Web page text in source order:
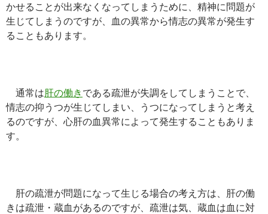
かせることが出来なくなってしまうために、精神に問題が
生じてしまうのですが、血の異常から情志の異常が発生す
ることもあります。
通常は肝の働き である疏泄が失調をしてしまうことで、
情志の抑うつが生じてしまい、うつになってしまうと考え
るのですが、心肝の血異常によって発生することもありま
す。
肝の疏泄が問題になって生じる場合の考え方は、肝の働
きは疏泄・蔵血があるのですが、疏泄は気、蔵血は血に対